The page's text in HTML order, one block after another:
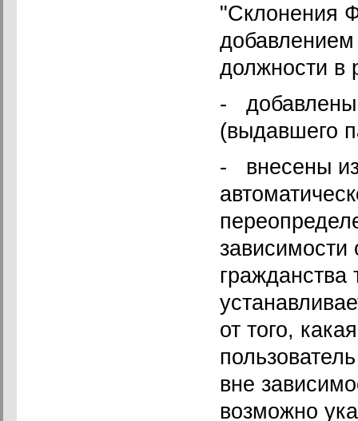
"Склонения
должности в
- добавлены
(выдавшего
- внесены
зависимости
гражданства
от того,
вне
возможно